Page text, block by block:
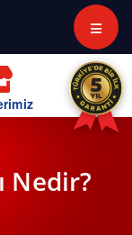
Nedir?